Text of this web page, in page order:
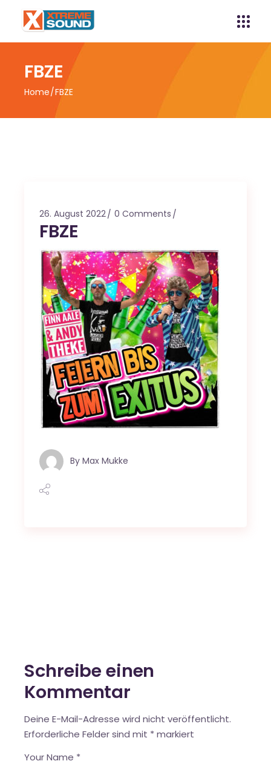
FBZE
Home FBZE
26. August 2022 0 Comments
FBZE
By Max Mukke
Schreibe einen
Kommentar
Deine E-Mail-Adresse wird nicht veröffentlicht.
Erforderliche Felder sind mit * markiert